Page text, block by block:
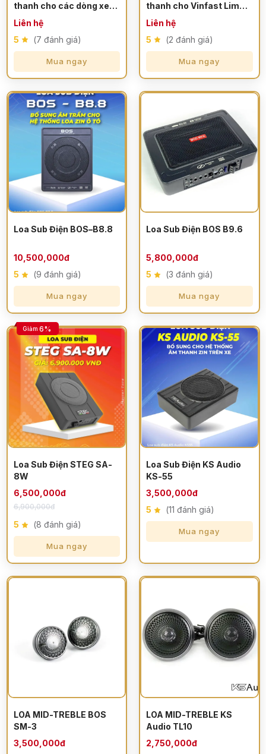
thanh cho các dòng xe
Vinfast
Liên hệ
5
(7 đánh giá)
Mua ngay
thanh cho Vinfast Limo
Green/VF MPV7
Liên hệ
5
(2 đánh giá)
Mua ngay
Loa Sub Điện BOS–B8.8
10,500,000đ
5
(9 đánh giá)
Mua ngay
Loa Sub Điện BOS B9.6
5,800,000đ
5
(3 đánh giá)
Mua ngay
Giảm 6%
Loa Sub Điện STEG SA-
8W
6,500,000đ
6,900,000đ
5 (8 đánh giá)
Mua ngay
Loa Sub Điện KS Audio
KS-55
3,500,000đ
5
(11 đánh giá)
Mua ngay
LOA MID-TREBLE BOS
SM-3
3,500,000đ
LOA MID-TREBLE KS
Audio TL10
2,750,000đ